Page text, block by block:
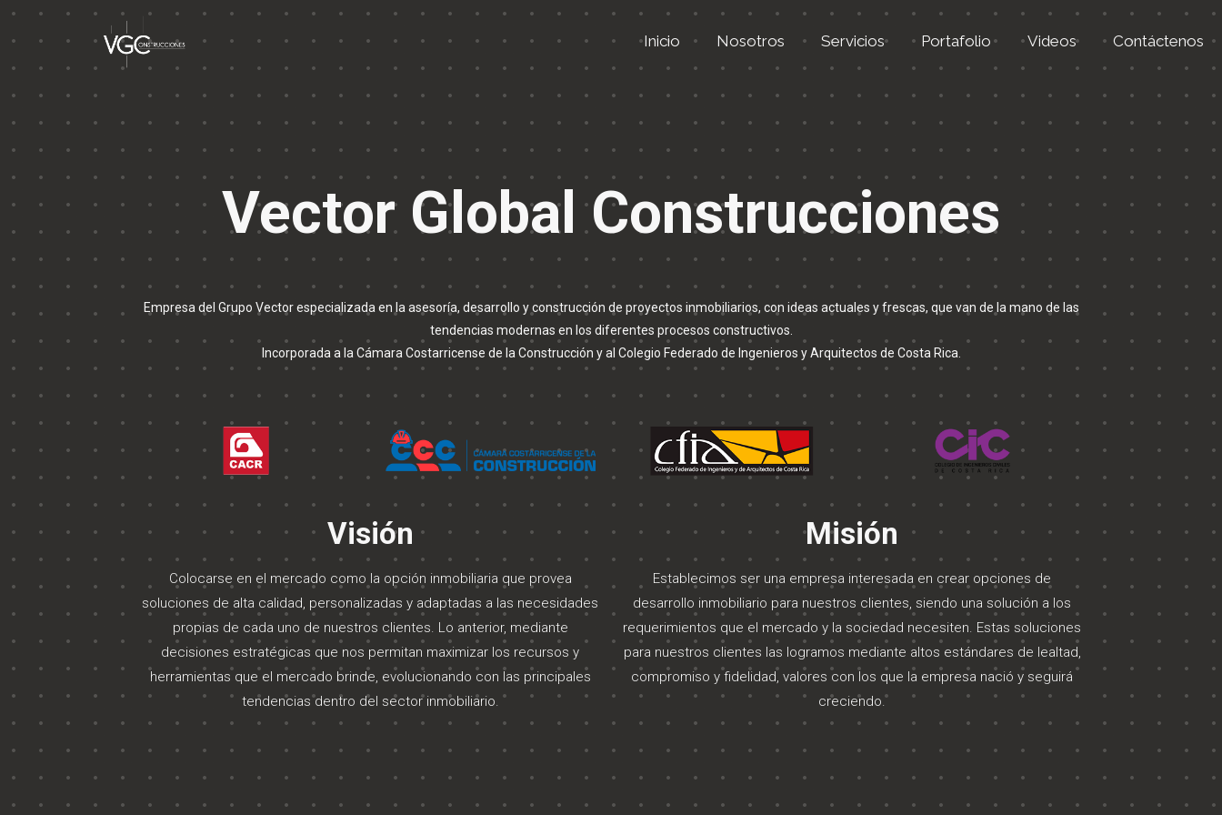
Inicio Nosotros Servicios Portafolio Videos Contáctenos
Vector Global Construcciones
Empresa del Grupo Vector especializada en la asesoría, desarrollo y construcción de proyectos inmobiliarios, con ideas actuales y frescas, que van de la mano de las
tendencias modernas en los diferentes procesos constructivos.
Incorporada a la Cámara Costarricense de la Construcción y al Colegio Federado de Ingenieros y Arquitectos de Costa Rica.
Visión
Colocarse en el mercado como la opción inmobiliaria que provea
soluciones de alta calidad, personalizadas y adaptadas a las necesidades
propias de cada uno de nuestros clientes. Lo anterior, mediante
decisiones estratégicas que nos permitan maximizar los recursos y
herramientas que el mercado brinde, evolucionando con las principales
tendencias dentro del sector inmobiliario.
Misión
Establecimos ser una empresa interesada en crear opciones de
desarrollo inmobiliario para nuestros clientes, siendo una solución a los
requerimientos que el mercado y la sociedad necesiten. Estas soluciones
para nuestros clientes las logramos mediante altos estándares de lealtad,
compromiso y fidelidad, valores con los que la empresa nació y seguirá
creciendo.